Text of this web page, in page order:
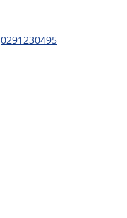
0291230495